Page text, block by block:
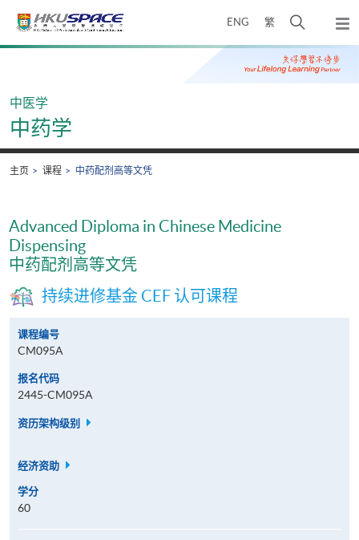
ENG 繁
开
搜
寻
弹
出
主
Main
中医学
中药学
主页 课程 中药配剂高等文凭
Advanced Diploma in Chinese Medicine
Dispensing
中药配剂高等文凭
持续进修基金 CEF 认可课程
课程编号
CM095A
报名代码
2445-CM095A
资历架构级别
经济资助
学分
60